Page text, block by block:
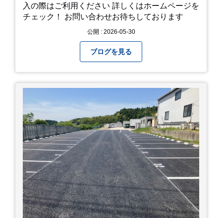
入の際はご利用ください 詳しくはホームページを
チェック！ お問い合わせお待ちしております
公開 : 2026-05-30
ブログを見る